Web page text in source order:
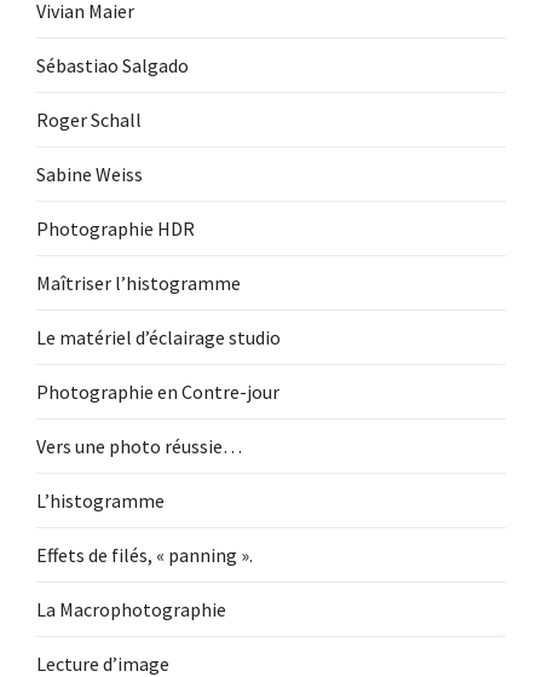
Vivian Maier
Sébastiao Salgado
Roger Schall
Sabine Weiss
Photographie HDR
Maîtriser l’histogramme
Le matériel d’éclairage studio
Photographie en Contre-jour
Vers une photo réussie…
L’histogramme
Effets de filés, « panning ».
La Macrophotographie
Lecture d’image